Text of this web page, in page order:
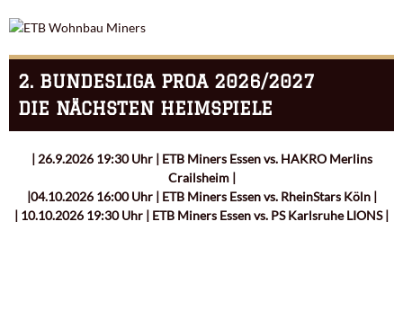
2. BUNDESLIGA PROA 2026/2027
DIE NÄCHSTEN HEIMSPIELE
| 26.9.2026 19:30 Uhr | ETB Miners Essen vs. HAKRO Merlins
Crailsheim |
|04.10.2026 16:00 Uhr | ETB Miners Essen vs. RheinStars Köln |
| 10.10.2026 19:30 Uhr | ETB Miners Essen vs. PS Karlsruhe LIONS |